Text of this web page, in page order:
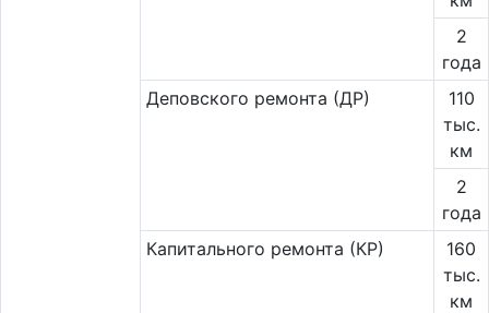
2
года
Деповского ремонта (ДР)
110
тыс.
км
2
года
Капитального ремонта (КР)
160
тыс.
км